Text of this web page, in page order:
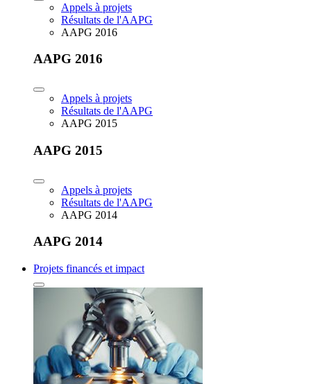
Appels à projets
Résultats de l'AAPG
AAPG 2016
AAPG 2016
Appels à projets
Résultats de l'AAPG
AAPG 2015
AAPG 2015
Appels à projets
Résultats de l'AAPG
AAPG 2014
AAPG 2014
Projets financés et impact